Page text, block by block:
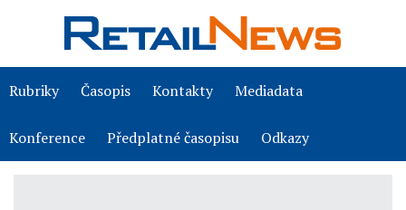
Rubriky Časopis Kontakty Mediadata
Konference Předplatné časopisu Odkazy